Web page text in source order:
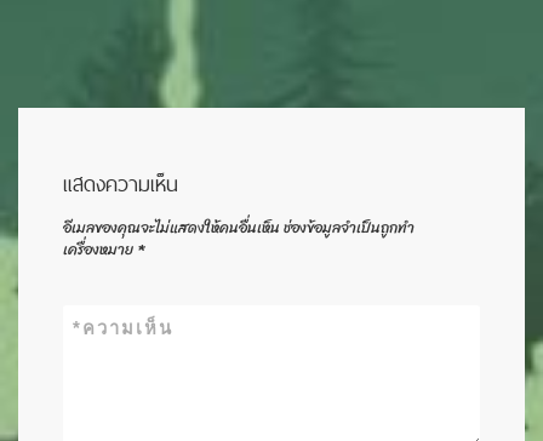
แสดงความเห็น
อีเมลของคุณจะไม่แสดงให้คนอื่นเห็นช่องข้อมูลจำเป็นถูกทำ
เครื่องหมาย*
ความเห็น
*